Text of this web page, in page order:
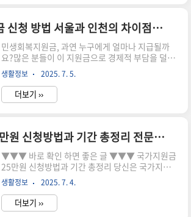
고물가와 경기 침체로 어려움을 겪는 국민의 생활
안정을 위한 대규모 재정지원 정책입니다. 정부는
이 지원금이 내수 경기 회복과 소상공인 매출 증진
에 기여할 것으로 기대하고 있습니다. 지금 확인해
보세요!전국민 민생지원금, 신청으로 인한 이점은?
고물가와 경기 침체로 어려움을 겪고 있는 많은
국..
민생회복지원금 신청 방법 서울과 인천의 차이점 확인하기
민생회복지원금, 과연 누구에게 얼마나 지급될까
요?많은 분들이 이 지원금으로 경제적 부담을 덜 수
있을지 고민하고 있습니다.정확한 신청 방법과 지
역별 차이를 알고 싶다면 지금 확인해보세요!
▼▼▼ 바로 확인 하면 좋은 글 ▼▼▼ 전국민 민
생회복지원금 신청기간 지금 신청하고 25만원 혜
지원금 신청기간 vs 정부지원금 어떤 선택이 더 유
리할까 바로가기민생회복지원금은 무엇인가요?
민생회복지원금은 최대 50만원까지 지급되는 정책
으로, 소비 진작과 경제 활성화를 목표로 하고 있습
니다. 정부는 소득 수준에 따라 지급 금액을 차등 지
급할 계획입니다.소득 상위 10%는 지급에서 제외
될 수 있으며, 건..
생활정보 2025. 7. 5.
더보기 ››
국가지원금 25만원 신청방법과 기간 총정리 전문가 추천
▼▼▼ 바로 확인 하면 좋은 글 ▼▼▼ 국가지원금
25만원 신청방법과 기간 총정리 당신은 국가지원
금 25만원을 신청할 준비가 되셨나요? 많은 사람들
이 이 지원금에 대한 정보 부족으로 어려움을 겪고
있습니다. 이 글에서는 국가지원금 25만원 신청방
법과 기간을 상세하게 알려드립니다. 지금 확인해
생활정보 2025. 7. 4.
더보기 ››